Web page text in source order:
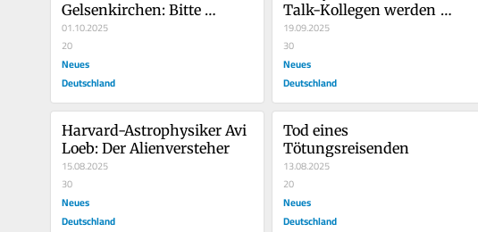
Gelsenkirchen: Bitte
schützt uns
01.10.2025
20
Neues
Deutschland
Talk-Kollegen werden
folgen
19.09.2025
30
Neues
Deutschland
Harvard-Astrophysiker Avi
Loeb: Der Alienversteher
15.08.2025
30
Neues
Deutschland
Tod eines
Tötungsreisenden
13.08.2025
20
Neues
Deutschland